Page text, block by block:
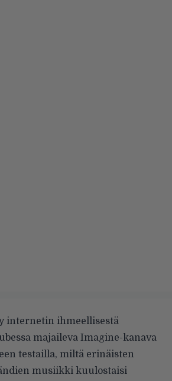
internetin ihmeellisestä
majaileva Imagine-kanava
testailla, miltä erinäisten
musiikki kuulostaisi